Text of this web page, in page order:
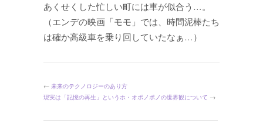
あくせくした忙しい町には車が似合う…。
（エンデの映画「モモ」では、時間泥棒たち
は確か高級車を乗り回していたなぁ…）
← 未来のテクノロジーのあり方
現実は「記憶の再生」というホ・オポノポノの世界観について →